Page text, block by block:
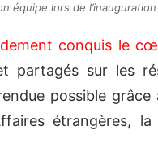
équipe lors de
conquis le
partagés sur les
possible
étrangères, la